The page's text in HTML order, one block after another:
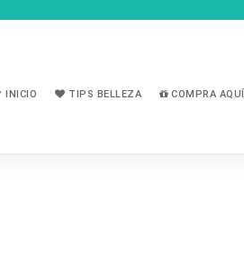
INICIO TIPS BELLEZA COMPRA AQUÍ